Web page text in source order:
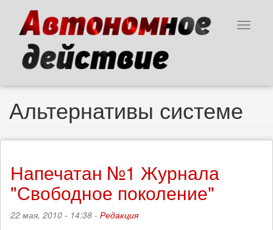
основному
содержанию
Toggle
Альтернативы системе
Напечатан №1 Журнала
"Свободное поколение"
22 мая, 2010 - 14:38 - Редакция